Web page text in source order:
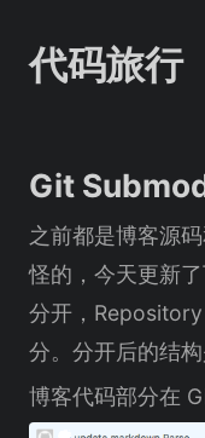
代码旅行
Git
之前都是博客源
怪的，今天更新
分开，
分。分开后的结构
博客代码部分在